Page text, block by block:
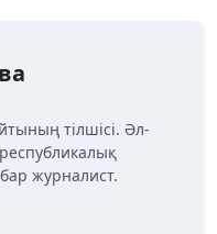
тілшісі. Әл-
журналист.